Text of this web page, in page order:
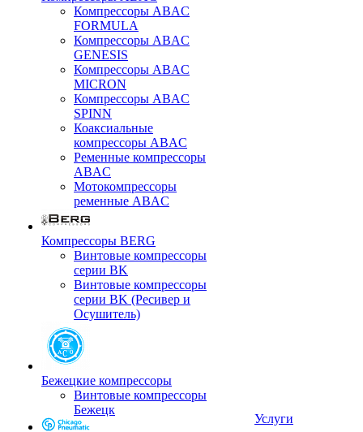
Компрессоры ABAC
FORMULA
Компрессоры ABAC
GENESIS
Компрессоры ABAC
MICRON
Компрессоры ABAC
SPINN
Коаксиальные
компрессоры ABAC
Ременные компрессоры
ABAC
Мотокомпрессоры
ременные ABAC
Компрессоры BERG
Винтовые компрессоры
серии BK
Винтовые компрессоры
серии BK (Ресивер и
Осушитель)
Бежецкие компрессоры
Винтовые компрессоры
Бежецк
Услуги